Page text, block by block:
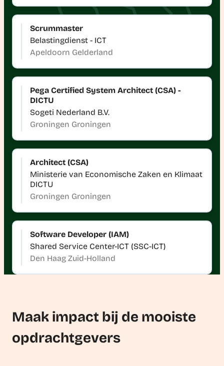
Scrummaster
Belastingdienst - ICT
Apeldoorn Gelderland
Pega Certified System Architect (CSA) -
DICTU
Sogeti Nederland B.V.
Groningen Groningen
Architect (CSA)
Ministerie van Economische Zaken en Klimaat
DICTU
Groningen Groningen
Software Developer (IAM)
Shared Service Center-ICT (SSC-ICT)
Den Haag Zuid-Holland
Maak impact bij de mooiste
opdrachtgevers